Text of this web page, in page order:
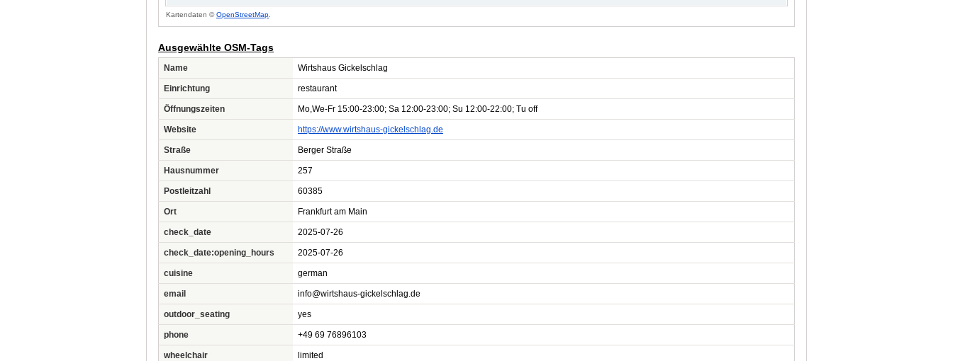
Kartendaten ©OpenStreetMap
Ausgewählte OSM-Tags
Name Wirtshaus Gickelschlag
Einrichtung restaurant
Öffnungszeiten Mo,We-Fr 15:00-23:00; Sa 12:00-23:00; Su 12:00-22:00; Tu off
Website https://www.wirtshaus-gickelschlag.de
Straße Berger Straße
Hausnummer 257
Postleitzahl 60385
Ort Frankfurt am Main
check_date 2025-07-26
check_date:opening_hours 2025-07-26
cuisine german
email info@wirtshaus-gickelschlag.de
outdoor_seating yes
phone +49 69 76896103
wheelchair limited